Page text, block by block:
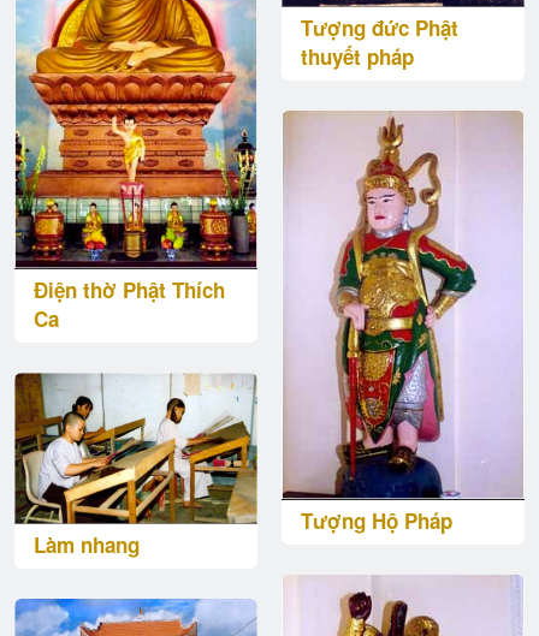
Điện thờ Phật Thích
Ca
Làm nhang
Tượng đức Phật
thuyết pháp
Tượng Hộ Pháp